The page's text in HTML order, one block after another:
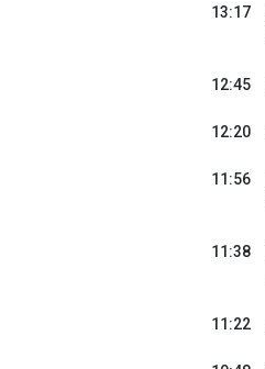
13:17
12:45
12:20
11:56
11:38
11:22